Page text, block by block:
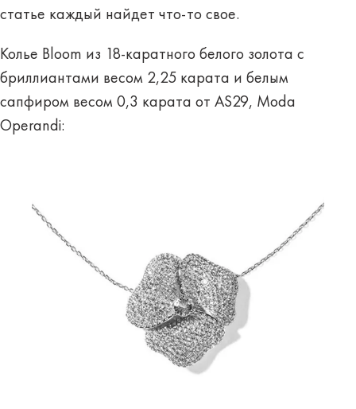
статье каждый найдет что-то свое.
Колье Bloom из 18-каратного белого золота с
бриллиантами весом 2,25 карата и белым
сапфиром весом 0,3 карата от AS29, Moda
Operandi: